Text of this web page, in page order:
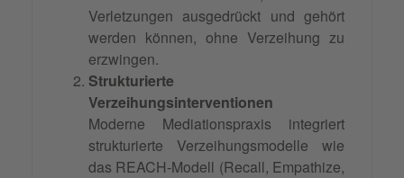
Verletzungen ausgedrückt und gehört
werden können, ohne Verzeihung zu
erzwingen.
Strukturierte
Verzeihungsinterventionen
Moderne Mediationspraxis integriert
strukturierte Verzeihungsmodelle wie
das REACH-Modell (Recall, Empathize,